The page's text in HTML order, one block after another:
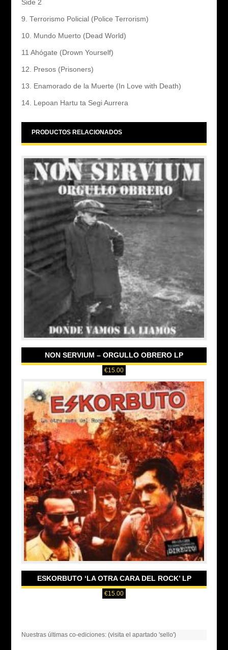
Side 2
9. Terrorismo Policial (Police Terrorism)
10. Mundo Muerto (Dead World)
11 Ahógate (Drown Yourself)
12. Presos (Prisoners)
13. Enamorado de la Muerte (In Love with Death)
14. Lepoan Hartu ta Segi Aurrera
PRODUCTOS RELACIONADOS
NON SERVIUM – ORGULLO OBRERO LP
€15.00
ESKORBUTO ‘LA OTRA CARA DEL ROCK’ LP
€15.00
Nuestras últimas co-ediciones: (visita el apartado 'sello')